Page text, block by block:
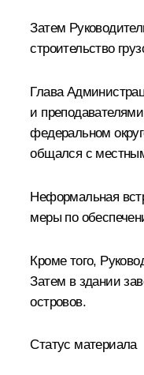
Затем
строительство
Глава
и
федеральном
общался с
Неформальная
меры по
Кроме того,
Затем в здании
островов.
Статус материала